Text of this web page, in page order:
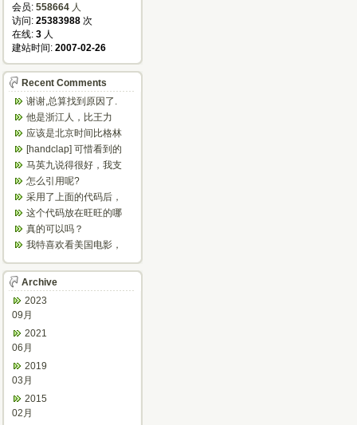
会员: 558664 人
访问: 25383988 次
在线: 3 人
建站时间: 2007-02-26
Recent Comments
谢谢,总算找到原因了.
他是浙江人，比王力
宏、任贤齐等唱的粤语
歌好多了
应该是北京时间比格林
尼治时间早八小时
[handclap] 可惜看到的
太晚，不然可以省...
马英九说得很好，我支
持他，我已经恨大陆共
产。
怎么引用呢?
采用了上面的代码后，
怎么不停的刷新？
这个代码放在旺旺的哪
个文件里呀？
真的可以吗？
我特喜欢看美国电影，
力，加强语感...
Archive
2023
09月
2021
06月
2019
03月
2015
02月